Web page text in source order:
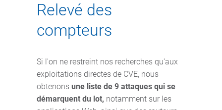
Relevé des
compteurs
Si l'on ne restreint nos recherches qu'aux
exploitations directes de CVE, nous
obtenons une liste de 9 attaques qui se
démarquent du lot, notamment sur les